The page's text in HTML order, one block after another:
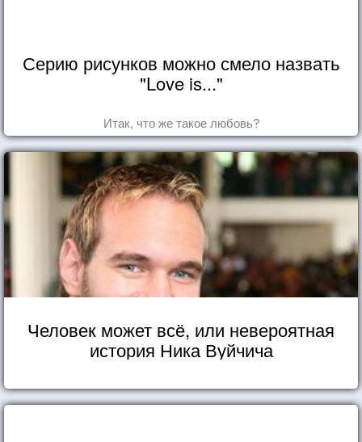
Серию рисунков можно смело назвать
"Love is..."
Итак, что же такое любовь?
Человек может всё, или невероятная
история Ника Вуйчича